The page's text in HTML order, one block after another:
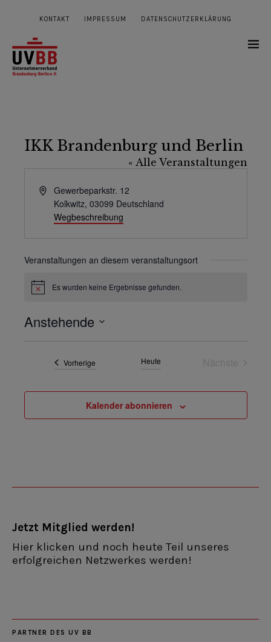
KONTAKT IMPRESSUM DATENSCHUTZERKLÄRUNG
IKK Brandenburg und Berlin
« Alle Veranstaltungen
AdresseGewerbeparkstr. 12
Kolkwitz, 03099 Deutschland
Wegbeschreibung
Veranstaltungen an diesem veranstaltungsort
HinweisEs wurden keine Ergebnisse gefunden.
Anstehende
VorherigeVeranstaltungenHeute
Kalender abonnieren
Jetzt Mitglied werden!
Hier klicken und noch heute Teil unseres
erfolgreichen Netzwerkes werden!
PARTNER DES UV BB